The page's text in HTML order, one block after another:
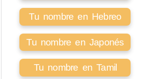
Tu nombre en Hebreo
Tu nombre en Japonés
Tu nombre en Tamil